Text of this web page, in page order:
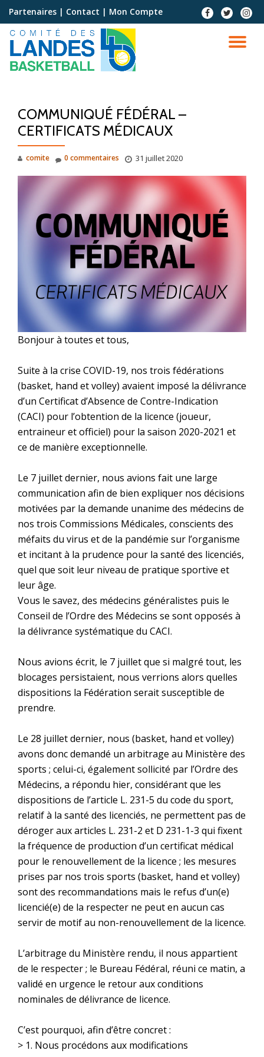
Aller
contenu
Partenaires | Contact | Mon Compte
COMMUNIQUÉ FÉDÉRAL –
CERTIFICATS MÉDICAUX
comite 31 juillet 2020
0 commentaires
Bonjour à toutes et tous,
Suite à la crise COVID-19, nos trois fédérations
(basket, hand et volley) avaient imposé la délivrance
d’un Certificat d’Absence de Contre-Indication
(CACI) pour l’obtention de la licence (joueur,
entraineur et officiel) pour la saison 2020-2021 et
ce de manière exceptionnelle.
Le 7 juillet dernier, nous avions fait une large
communication afin de bien expliquer nos décisions
motivées par la demande unanime des médecins de
nos trois Commissions Médicales, conscients des
méfaits du virus et de la pandémie sur l’organisme
et incitant à la prudence pour la santé des licenciés,
quel que soit leur niveau de pratique sportive et
leur âge.
Vous le savez, des médecins généralistes puis le
Conseil de l’Ordre des Médecins se sont opposés à
la délivrance systématique du CACI.
Nous avions écrit, le 7 juillet que si malgré tout, les
blocages persistaient, nous verrions alors quelles
dispositions la Fédération serait susceptible de
prendre.
Le 28 juillet dernier, nous (basket, hand et volley)
avons donc demandé un arbitrage au Ministère des
sports ; celui-ci, également sollicité par l’Ordre des
Médecins, a répondu hier, considérant que les
dispositions de l’article L. 231-5 du code du sport,
relatif à la santé des licenciés, ne permettent pas de
déroger aux articles L. 231-2 et D 231-1-3 qui fixent
la fréquence de production d’un certificat médical
pour le renouvellement de la licence ; les mesures
prises par nos trois sports (basket, hand et volley)
sont des recommandations mais le refus d’un(e)
licencié(e) de la respecter ne peut en aucun cas
servir de motif au non-renouvellement de la licence.
L’arbitrage du Ministère rendu, il nous appartient
de le respecter ; le Bureau Fédéral, réuni ce matin, a
validé en urgence le retour aux conditions
nominales de délivrance de licence.
C’est pourquoi, afin d’être concret :
> 1. Nous procédons aux modifications